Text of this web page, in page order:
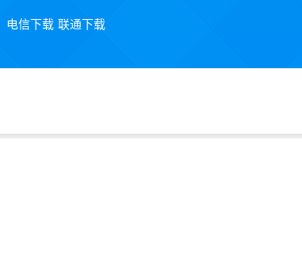
电信下载 联通下载